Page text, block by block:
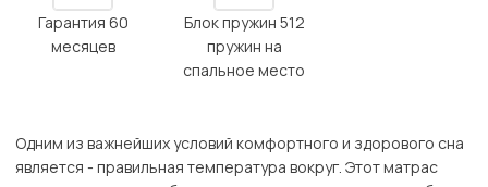
Гарантия 60
месяцев
Блок пружин 512
пружин на
спальное место
Одним из важнейших условий комфортного и здорового сна
является - правильная температура вокруг. Этот матрас